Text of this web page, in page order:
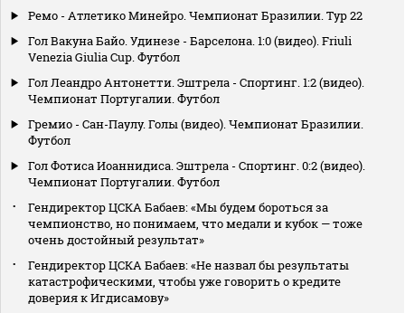
Ремо - Атлетико Минейро. Чемпионат Бразилии. Тур 22
Гол Вакуна Байо. Удинезе - Барселона. 1:0 (видео). Friuli
Venezia Giulia Cup. Футбол
Гол Леандро Антонетти. Эштрела - Спортинг. 1:2 (видео).
Чемпионат Португалии. Футбол
Гремио - Сан-Паулу. Голы (видео). Чемпионат Бразилии.
Футбол
Гол Фотиса Иоаннидиса. Эштрела - Спортинг. 0:2 (видео).
Чемпионат Португалии. Футбол
Гендиректор ЦСКА Бабаев: «Мы будем бороться за
чемпионство, но понимаем, что медали и кубок — тоже
очень достойный результат»
Гендиректор ЦСКА Бабаев: «Не назвал бы результаты
катастрофическими, чтобы уже говорить о кредите
доверия к Игдисамову»